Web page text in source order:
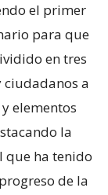
el primer
para que
en tres
ciudadanos a
elementos
la
que ha tenido
de la